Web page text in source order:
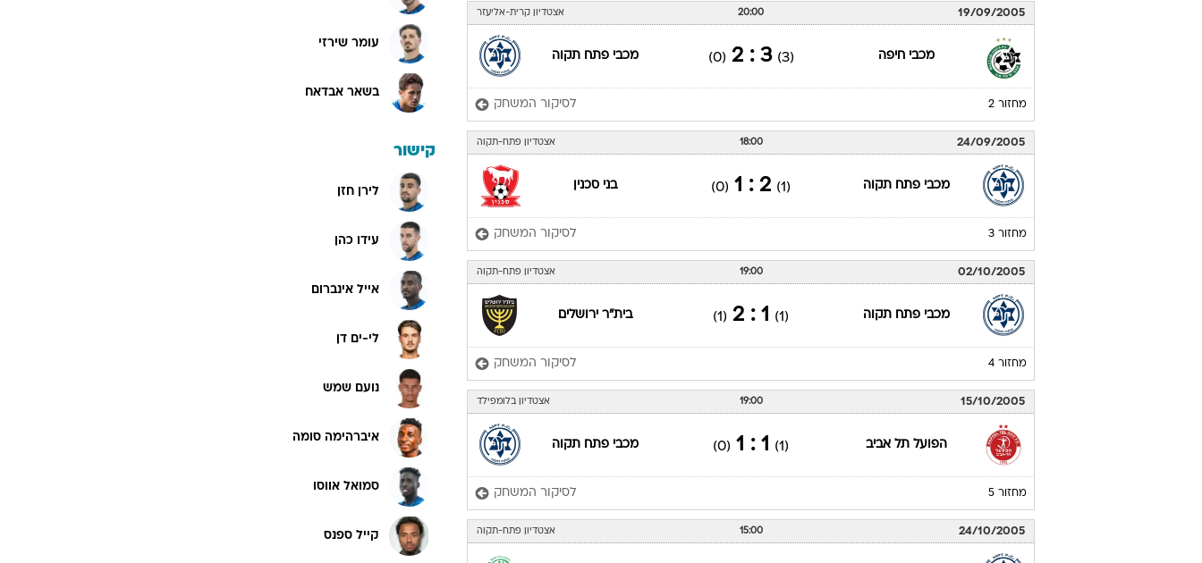
19/09/2005
20:00 אצטדיון קרית-אליעזר
מכבי חיפה (3)
3 : 2
(0) מכבי פתח תקוה
מחזור 2 לסיקור המשחק
24/09/2005
18:00 אצטדיון פתח-תקוה
מכבי פתח תקוה (1)
2 : 1
(0) בני סכנין
מחזור 3 לסיקור המשחק
02/10/2005
19:00 אצטדיון פתח-תקוה
מכבי פתח תקוה (1)
1 : 2
(1) בית"ר ירושלים
מחזור 4 לסיקור המשחק
15/10/2005
19:00 אצטדיון בלומפילד
הפועל תל אביב (1)
1 : 1
(0) מכבי פתח תקוה
מחזור 5 לסיקור המשחק
24/10/2005
15:00 אצטדיון פתח-תקוה
עומר שירזי
בשאר אבדאח
קישור
לירן חזן
עידו כהן
אייל אינברום
לי-ים דן
נועם שמש
איברהימה סומה
סמואל אווסו
קייל ספנס